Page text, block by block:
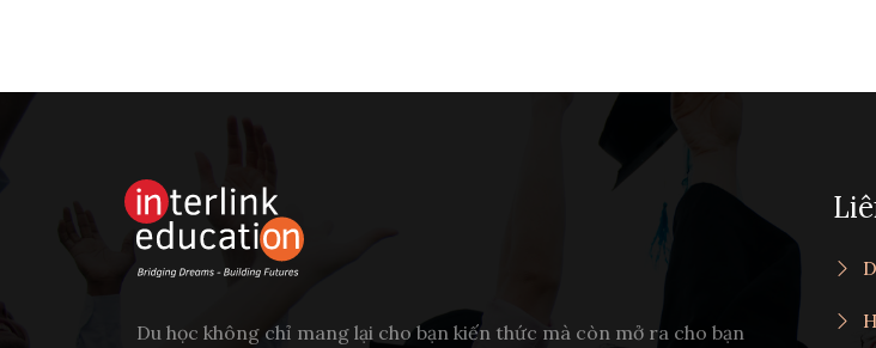
Du học không chỉ mang lại cho bạn kiến thức mà còn mở ra cho bạn